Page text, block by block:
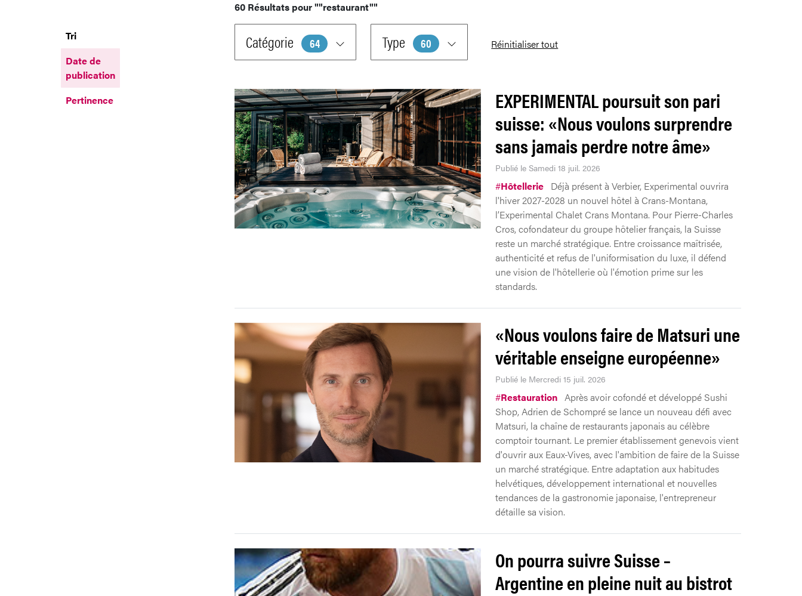
60 Résultats pour""restaurant""
Tri
Date de
publication
Pertinence
Catégorie 64 Type 60 Réinitialiser tout
EXPERIMENTAL poursuit son pari
suisse: «Nous voulons surprendre
sans jamais perdre notre âme»
Publié le Samedi 18 juil. 2026
#Hôtellerie Déjà présent à Verbier, Experimental ouvrira
l'hiver 2027-2028 un nouvel hôtel à Crans-Montana,
l’Experimental Chalet Crans Montana. Pour Pierre-Charles
Cros, cofondateur du groupe hôtelier français, la Suisse
reste un marché stratégique. Entre croissance maîtrisée,
authenticité et refus de l'uniformisation du luxe, il défend
une vision de l'hôtellerie où l'émotion prime sur les
standards.
«Nous voulons faire de Matsuri une
véritable enseigne européenne»
Publié le Mercredi 15 juil. 2026
#Restauration Après avoir cofondé et développé Sushi
Shop, Adrien de Schompré se lance un nouveau défi avec
Matsuri, la chaîne de restaurants japonais au célèbre
comptoir tournant. Le premier établissement genevois vient
d'ouvrir aux Eaux-Vives, avec l'ambition de faire de la Suisse
un marché stratégique. Entre adaptation aux habitudes
helvétiques, développement international et nouvelles
tendances de la gastronomie japonaise, l'entrepreneur
détaille sa vision.
On pourra suivre Suisse –
Argentine en pleine nuit au bistrot